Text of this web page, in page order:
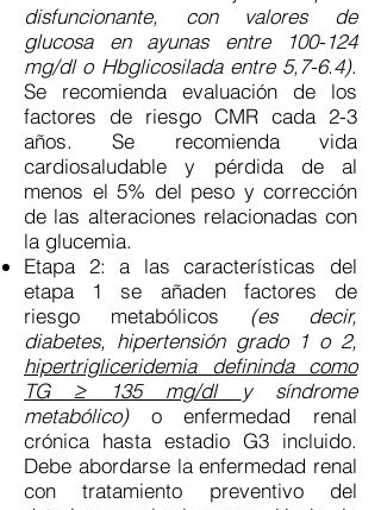
disfuncionante, con valores de
glucosa en ayunas entre 100-124
mg/dl o Hbglicosilada entre 5,7-6.4).
Se recomienda evaluación de los
factores de riesgo CMR cada 2-3
años. Se recomienda vida
cardiosaludable y pérdida de al
menos el 5% del peso y corrección
de las alteraciones relacionadas con
la glucemia.
Etapa 2: a las características del
etapa 1 se añaden factores de
riesgo metabólicos (es decir,
diabetes, hipertensión grado 1 o 2,
hipertrigliceridemiadefininda como
TG ≥ 135 mg/dl
y síndrome
metabólico) o enfermedad renal
crónica hasta estadio G3 incluido.
Debe abordarse la enfermedad renal
con tratamiento preventivo del